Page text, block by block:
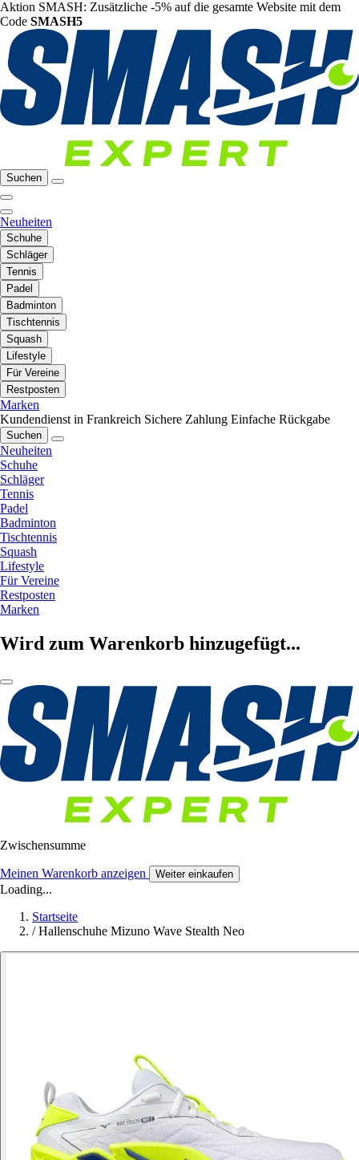
Aktion SMASH: Zusätzliche -5% auf die gesamte Website mit dem
Code SMASH5
Suchen
Neuheiten
Schuhe
Schläger
Tennis
Padel
Badminton
Tischtennis
Squash
Lifestyle
Für Vereine
Restposten
Marken
Kundendienst in Frankreich Sichere Zahlung Einfache Rückgabe
Suchen
Neuheiten
Schuhe
Schläger
Tennis
Padel
Badminton
Tischtennis
Squash
Lifestyle
Für Vereine
Restposten
Marken
Wird zum Warenkorb hinzugefügt...
Zwischensumme
Meinen Warenkorb anzeigen Weiter einkaufen
Loading...
Startseite
/ Hallenschuhe Mizuno Wave Stealth Neo